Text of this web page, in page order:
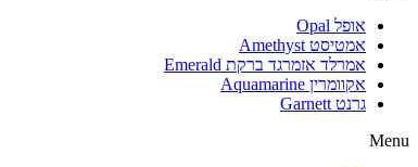
אופל Opal
אמטיסט Amethyst
אמרלד אזמרגד ברקת Emerald
אקוומרין Aquamarine
גרנט Garnett
Menu